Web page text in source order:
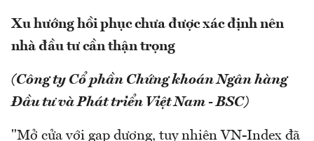
Xu hướng hồi phục chưa được xác định nên
nhà đầu tư cần thận trọng
(Công ty Cổ phần Chứng khoán Ngân hàng
Đầu tư và Phát triển Việt Nam - BSC)
"Mở cửa với gap dương, tuy nhiên VN-Index đã